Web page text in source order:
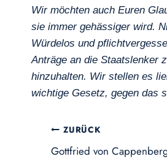
Wir möchten auch Euren
sie immer gehässiger wird.
Würdelos und
Anträge an die Staatslenker
hinzuhalten. Wir stellen es
wichtige Gesetz, gegen das
ZURÜCK
Gottfried von